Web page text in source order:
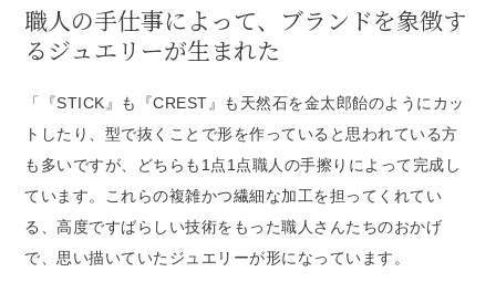
職人の手仕事によって、ブランドを象徴す
るジュエリーが生まれた
「『STICK』も『CREST』も天然石を金太郎飴のようにカッ
トしたり、型で抜くことで形を作っていると思われている方
も多いですが、どちらも1点1点職人の手擦りによって完成し
ています。これらの複雑かつ繊細な加工を担ってくれてい
る、高度ですばらしい技術をもった職人さんたちのおかげ
で、思い描いていたジュエリーが形になっています。